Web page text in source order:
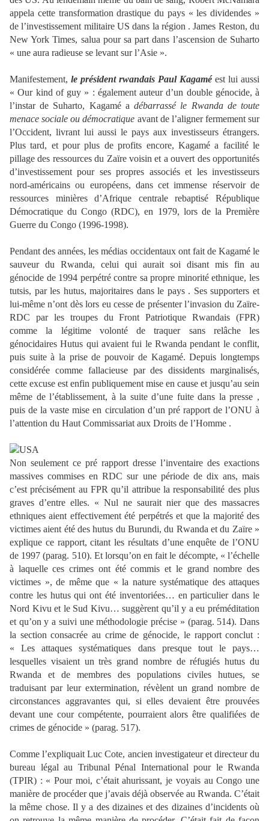
appela cette transformation drastique du pays « les dividendes »
de l’investissement militaire US dans la région . James Reston, du
New York Times, salua pour sa part dans l’ascension de Suharto
« une aura radieuse se levant sur l’Asie ».
Manifestement, le président rwandais Paul Kagaméest lui aussi
« Our kind of guy » : également auteur d’un double génocide, à
l’instar de Suharto, Kagamé adébarrassé le Rwanda de toute
menace sociale ou démocratique avant de l’aligner fermement sur
l’Occident, livrant lui aussi le pays aux investisseurs étrangers.
Plus tard, et pour plus de profits encore, Kagamé a facilité le
pillage des ressources du Zaïre voisin et a ouvert des opportunités
d’investissement pour ses propres associés et les investisseurs
nord-américains ou européens, dans cet immense réservoir de
ressources minières d’Afrique centrale rebaptisé République
Démocratique du Congo (RDC), en 1979, lors de la Première
Guerre du Congo (1996-1998).
Pendant des années, les médias occidentaux ont fait de Kagamé le
sauveur du Rwanda, celui qui aurait soi disant mis fin au
génocide de 1994 perpétré contre sa propre minorité ethnique, les
tutsis, par les hutus, majoritaires dans le pays . Ses supporters et
lui-même n’ont dès lors eu cesse de présenter l’invasion du Zaïre-
RDC par les troupes du Front Patriotique Rwandais (FPR)
comme la légitime volonté de traquer sans relâche les
génocidaires Hutus qui avaient fui le Rwanda pendant le conflit,
puis suite à la prise de pouvoir de Kagamé. Depuis longtemps
considérée comme fallacieuse par des dissidents marginalisés,
cette excuse est enfin publiquement mise en cause et jusqu’au sein
même de l’établissement, à la suite d’une fuite dans la presse ,
puis de la vaste mise en circulation d’un pré rapport de l’ONU à
l’attention du Haut Commissariat aux Droits de l’Homme .
Non seulement ce pré rapport dresse l’inventaire des exactions
massives commises en RDC sur une période de dix ans, mais
c’est précisément au FPR qu’il attribue la responsabilité des plus
graves d’entre elles. « Nul ne saurait nier que des massacres
ethniques aient effectivement été perpétrés et que la majorité des
victimes aient été des hutus du Burundi, du Rwanda et du Zaïre »
explique ce rapport, citant les résultats d’une enquête de l’ONU
de 1997 (parag. 510). Et lorsqu’on en fait le décompte, « l’échelle
à laquelle ces crimes ont été commis et le grand nombre des
victimes », de même que « la nature systématique des attaques
contre les hutus qui ont été inventoriées… en particulier dans le
Nord Kivu et le Sud Kivu… suggèrent qu’il y a eu préméditation
et qu’on y a suivi une méthodologie précise » (parag. 514). Dans
la section consacrée au crime de génocide, le rapport conclut :
« Les attaques systématiques dans presque tout le pays…
lesquelles visaient un très grand nombre de réfugiés hutus du
Rwanda et de membres des populations civiles hutues, se
traduisant par leur extermination, révèlent un grand nombre de
circonstances aggravantes qui, si elles devaient être prouvées
devant une cour compétente, pourraient alors être qualifiées de
crimes de génocide » (parag. 517).
Comme l’expliquait Luc Cote, ancien investigateur et directeur du
bureau légal au Tribunal Pénal International pour le Rwanda
(TPIR) : « Pour moi, c’était ahurissant, je voyais au Congo une
manière de procéder que j’avais déjà observée au Rwanda. C’était
la même chose. Il y a des dizaines et des dizaines d’incidents où